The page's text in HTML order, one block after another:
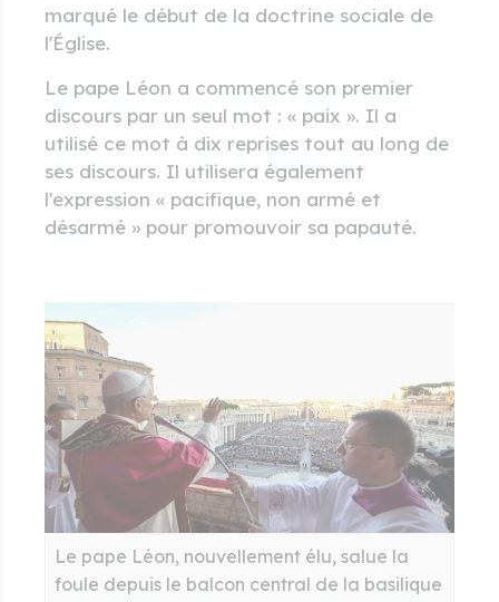
marqué le début de la doctrine sociale de
l'Église.
Le pape Léon a commencé son premier
discours par un seul mot : « paix ». Il a
utilisé ce mot à dix reprises tout au long de
ses discours. Il utilisera également
l'expression « pacifique, non armé et
désarmé » pour promouvoir sa papauté.
Le pape Léon, nouvellement élu, salue la
foule depuis le balcon central de la basilique